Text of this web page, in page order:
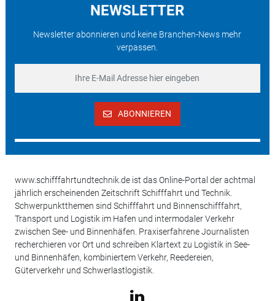
NEWSLETTER
Newsletter abonnieren und keine Branchen-News mehr
verpassen.
ABONNIEREN
www.schifffahrtundtechnik.de ist das Online-Portal der achtmal
jährlich erscheinenden Zeitschrift Schifffahrt und Technik.
Schwerpunktthemen sind Schifffahrt und Binnenschifffahrt,
Transport und Logistik im Hafen und intermodaler Verkehr
zwischen See- und Binnenhäfen. Praxiserfahrene Journalisten
recherchieren vor Ort und schreiben Klartext zu Logistik in See-
und Binnenhäfen, kombiniertem Verkehr, Reedereien,
Güterverkehr und Schwerlastlogistik.